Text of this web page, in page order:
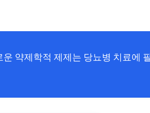
약제학적 제제는 당뇨병 치료에